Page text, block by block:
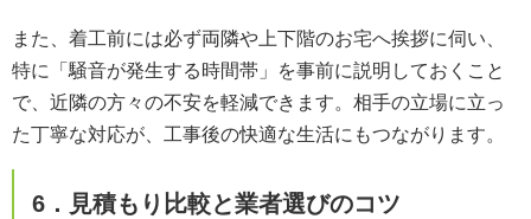
また、着工前には必ず両隣や上下階のお宅へ挨拶に伺い、
特に「騒音が発生する時間帯」を事前に説明しておくこと
で、近隣の方々の不安を軽減できます。相手の立場に立っ
た丁寧な対応が、工事後の快適な生活にもつながります。
6．見積もり比較と業者選びのコツ